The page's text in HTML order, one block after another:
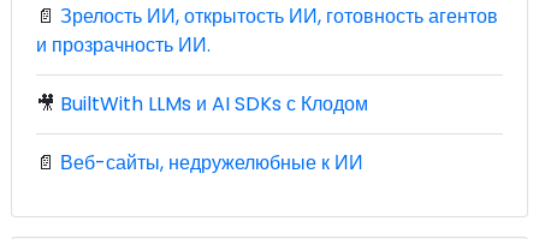
📄 Зрелость ИИ, открытость ИИ, готовность агентов
и прозрачность ИИ.
🎥 BuiltWith LLMs и AI SDKs с Клодом
📄 Веб-сайты, недружелюбные к ИИ